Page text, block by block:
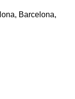
Barcelona,